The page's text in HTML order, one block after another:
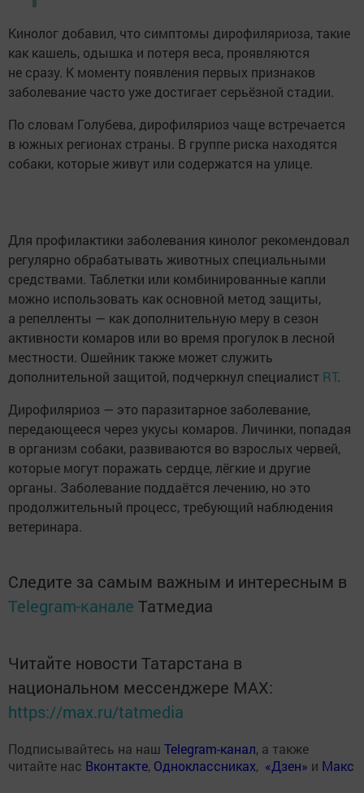
Кинолог добавил, что симптомы дирофиляриоза, такие
как кашель, одышка и потеря веса, проявляются
не сразу. К моменту появления первых признаков
заболевание часто уже достигает серьёзной стадии.
По словам Голубева, дирофиляриоз чаще встречается
в южных регионах страны. В группе риска находятся
собаки, которые живут или содержатся на улице.
Для профилактики заболевания кинолог рекомендовал
регулярно обрабатывать животных специальными
средствами. Таблетки или комбинированные капли
можно использовать как основной метод защиты,
а репелленты — как дополнительную меру в сезон
активности комаров или во время прогулок в лесной
местности. Ошейник также может служить
дополнительной защитой, подчеркнул специалист RT.
Дирофиляриоз — это паразитарное заболевание,
передающееся через укусы комаров. Личинки, попадая
в организм собаки, развиваются во взрослых червей,
которые могут поражать сердце, лёгкие и другие
органы. Заболевание поддаётся лечению, но это
продолжительный процесс, требующий наблюдения
ветеринара.
Следите за самым важным и интересным в
Telegram-канале Татмедиа
Читайте новости Татарстана в
национальном мессенджере MАХ:
https://max.ru/tatmedia
Подписывайтесь на наш Telegram-канал, а также
читайте нас Вконтакте, Одноклассниках, «Дзен» и Макс